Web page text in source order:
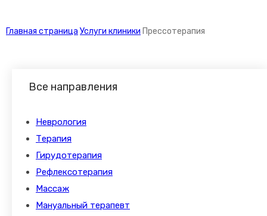
Главная страница Услуги клиники Прессотерапия
Все направления
Неврология
Терапия
Гирудотерапия
Рефлексотерапия
Массаж
Мануальный терапевт